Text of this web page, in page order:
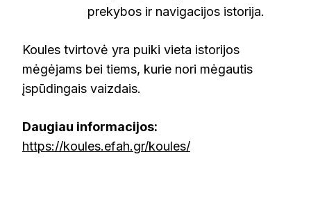
prekybos ir navigacijos istorija.
Koules tvirtovė yra puiki vieta istorijos
mėgėjams bei tiems, kurie nori mėgautis
įspūdingais vaizdais.
Daugiau informacijos:
https://koules.efah.gr/koules/